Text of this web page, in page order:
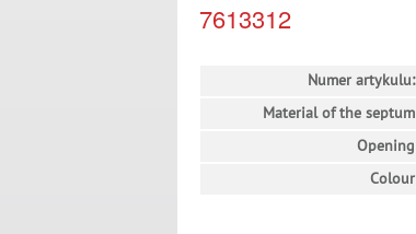
7613312
Numer artykulu:
Material of the septum
Opening
Colour